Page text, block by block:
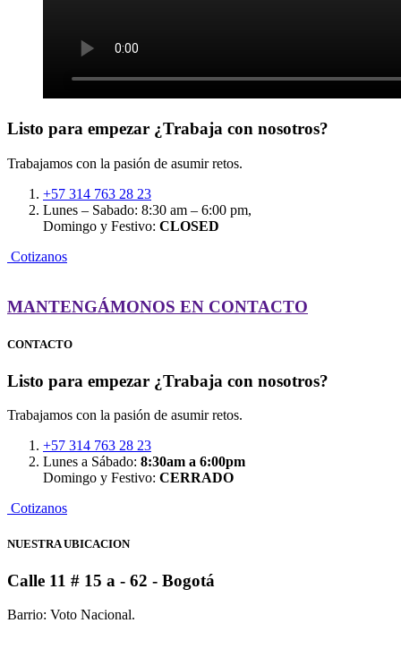
Listo para empezar ¿Trabaja con nosotros?
Trabajamos con la pasión de asumir retos.
+57 314 763 28 23
Lunes – Sabado: 8:30 am – 6:00 pm,
Domingo y Festivo: CLOSED
Cotizanos
MANTENGÁMONOS EN CONTACTO
CONTACTO
Listo para empezar ¿Trabaja con nosotros?
Trabajamos con la pasión de asumir retos.
+57 314 763 28 23
Lunes a Sábado: 8:30am a 6:00pm
Domingo y Festivo: CERRADO
Cotizanos
NUESTRA UBICACION
Calle 11 # 15 a - 62 - Bogotá
Barrio: Voto Nacional.